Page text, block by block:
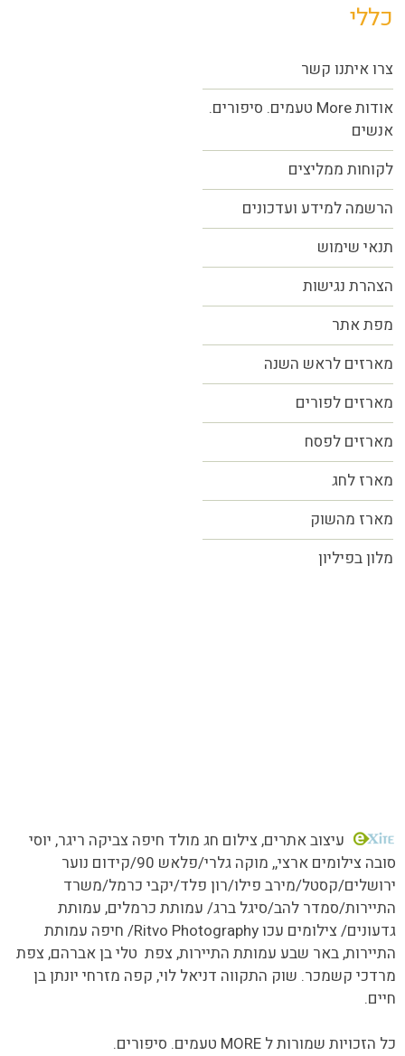
כללי
צרו איתנו קשר
אודות More טעמים. סיפורים.
אנשים
לקוחות ממליצים
הרשמה למידע ועדכונים
תנאי שימוש
הצהרת נגישות
מפת אתר
מארזים לראש השנה
מארזים לפורים
מארזים לפסח
מארז לחג
מארז מהשוק
מלון בפיליון
עיצוב אתרים, צילום חג מולד חיפה צביקה ריגר, יוסי
סובה צילומים ארצי,, מוקה גלרי/
פלאש 90/קידום נוער
ירושלים/קסטל/מירב פילו/רון פלד/יקבי כרמל/משרד
התיירות/סמדר להב/סיגל ברג/ עמותת כרמלים, עמותת
גדעונים/ צילומים עכו Ritvo Photography/ חיפה עמותת
התיירות, באר שבע עמותת התיירות, צפת טלי בן אברהם, צפת
מרדכי קשמכר. שוק התקווה דניאל לוי, קפה מזרחי יונתן בן
חיים.
כל הזכויות שמורות ל MORE טעמים. סיפורים.